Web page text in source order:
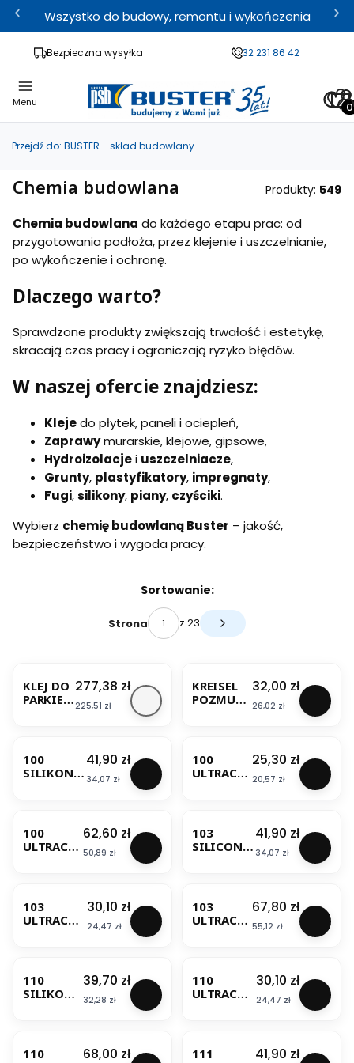
Wszystko do budowy, remontu i wykończenia
Bezpieczna wysyłka Fachowe doradztwo
32 231 86 42
Menu
Przejdź do: BUSTER - skład budowlany i sklep internetowy
Chemia budowlana Produkty: 549
Chemia budowlana do każdego etapu prac: od
przygotowania podłoża, przez klejenie i uszczelnianie,
po wykończenie i ochronę.
Dlaczego warto?
Sprawdzone produkty zwiększają trwałość i estetykę,
skracają czas pracy i ograniczają ryzyko błędów.
W naszej ofercie znajdziesz:
Klejedo płytek, paneli i ociepleń,
Zaprawymurarskie, klejowe, gipsowe,
Hydroizolacjei uszczelniacze,
Grunty, plastyfikatory, impregnaty,
Fugi,silikony, piany, czyściki.
Wybierz chemię budowlaną Buster – jakość,
bezpieczeństwo i wygoda pracy.
Sortowanie:
Strona z 23 Następne produkty
KLEJ DO
PARKIET
69A
13KG
SOUDAL
Cena
277,38 zł
Cena
225,51 zł
KREISEL
POZMUR-
KLINKIER
U NANO
GRAFIT
Cena
32,00 zł
Cena
26,02 zł
100
SILIKON
Cena
41,90 zł
Cena
34,07 zł
100
ULTRACO
2KG
MAPEI
Cena
25,30 zł
Cena
20,57 zł
100
ULTRACO
5KG
MAPEI
Cena
62,60 zł
Cena
50,89 zł
103
SILICON
MAPEI
Cena
41,90 zł
Cena
34,07 zł
103
ULTRACOL
WY BIAŁY
2KG MAPEI
Cena
30,10 zł
Cena
24,47 zł
103
ULTRACO
WY BIAŁY
5KG
MAPEI
Cena
67,80 zł
Cena
55,12 zł
110
SILIKON
Cena
39,70 zł
Cena
32,28 zł
110
ULTRACOL
AN 2KG
Cena
30,10 zł
Cena
24,47 zł
110
Cena
68,00 zł
111
Cena
41,90 zł